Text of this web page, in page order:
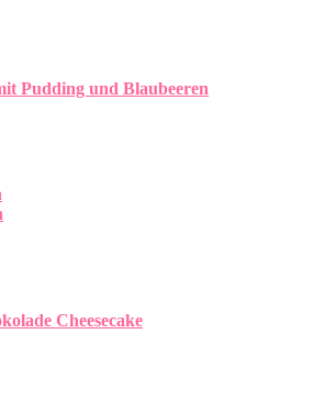
Pudding und Blaubeeren
Cheesecake